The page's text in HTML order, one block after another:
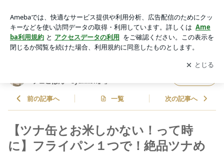
ツナめし | 山本ゆりオフィシャルブログ「含み笑いのカフェご
はん『syunkon』」Powered by Ameba
アプリをダウンロードして ブログの更新通知
を受け取りまし
ょう。
開く
フェごはん『syunkon』」
前の記事へ 一覧 次の記事へ
【ツナ缶とお米しかない！って時
に】フライパン１つで！絶品ツナめ